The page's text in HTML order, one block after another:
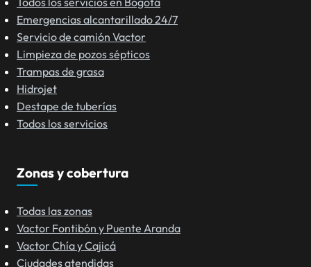
Emergencias alcantarillado 24/7
Servicio de camión Vactor
Limpieza de pozos sépticos
Trampas de grasa
Hidrojet
Destape de tuberías
Todos los servicios
Zonas y cobertura
Todas las zonas
Vactor Fontibón y Puente Aranda
Vactor Chía y Cajicá
Ciudades atendidas